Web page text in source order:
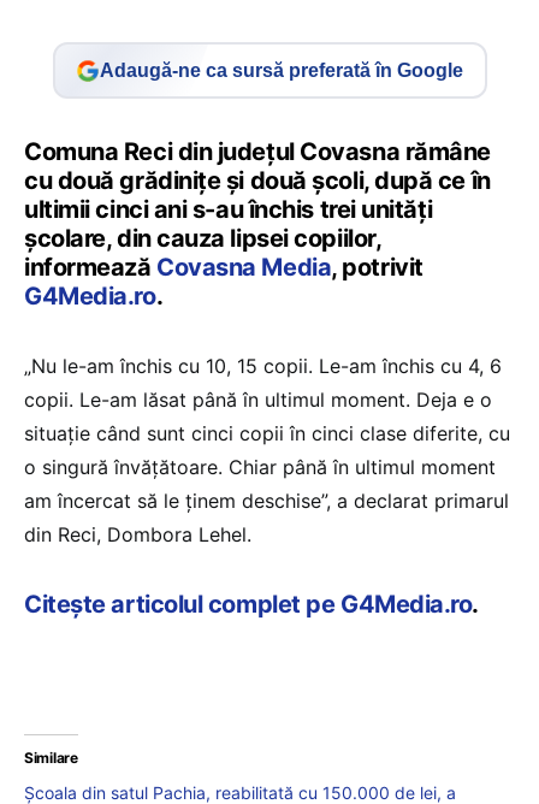
Adaugă-ne ca sursă preferată în Google
Comuna Reci din județul Covasna rămâne
cu două grădinițe și două școli, după ce în
ultimii cinci ani s-au închis trei unități
școlare, din cauza lipsei copiilor,
informează Covasna Media, potrivit
G4Media.ro.
„Nu le-am închis cu 10, 15 copii. Le-am închis cu 4, 6
copii. Le-am lăsat până în ultimul moment. Deja e o
situație când sunt cinci copii în cinci clase diferite, cu
o singură învățătoare. Chiar până în ultimul moment
am încercat să le ținem deschise”, a declarat primarul
din Reci, Dombora Lehel.
Citește articolul complet pe G4Media.ro.
Similare
Școala din satul Pachia, reabilitată cu 150.000 de lei, a